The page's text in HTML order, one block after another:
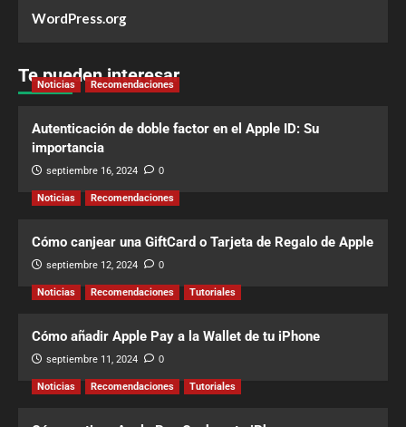
WordPress.org
Te pueden interesar
Noticias Recomendaciones
Autenticación de doble factor en el Apple ID: Su
importancia
septiembre 16, 2024 0
Noticias Recomendaciones
Cómo canjear una GiftCard o Tarjeta de Regalo de Apple
septiembre 12, 2024 0
Noticias Recomendaciones Tutoriales
Cómo añadir Apple Pay a la Wallet de tu iPhone
septiembre 11, 2024 0
Noticias Recomendaciones Tutoriales